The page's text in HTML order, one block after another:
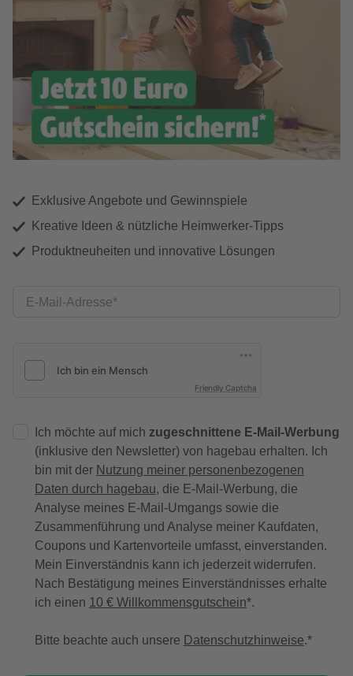
Exklusive Angebote und Gewinnspiele
Kreative Ideen & nützliche Heimwerker-Tipps
Produktneuheiten und innovative Lösungen
E-Mail-Adresse
Friendly Captcha
Ich möchte auf mich zugeschnittene E-Mail-Werbung
(inklusive den Newsletter) von hagebau erhalten. Ich
bin mit der Nutzung meiner personenbezogenen
Daten durch hagebau, die E-Mail-Werbung, die
Analyse meines E-Mail-Umgangs sowie die
Zusammenführung und Analyse meiner Kaufdaten,
Coupons und Kartenvorteile umfasst, einverstanden.
Mein Einverständnis kann ich jederzeit widerrufen.
Nach Bestätigung meines Einverständnisses erhalte
ich einen 10 € Willkommensgutschein*.
Bitte beachte auch unsere Datenschutzhinweise.